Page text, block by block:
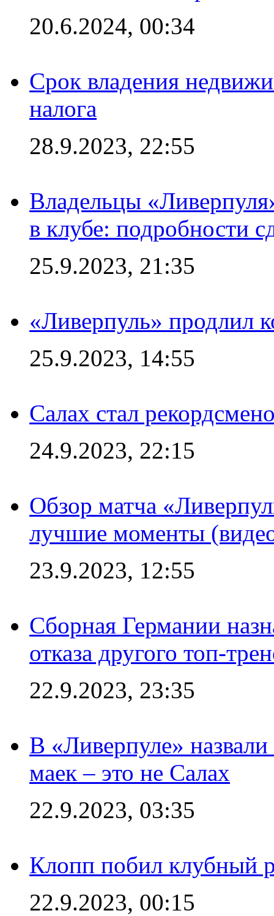
20.6.2024, 00:34
Срок владения
налога
28.9.2023, 22:55
Владельцы
в клубе: подробности
25.9.2023, 21:35
«Ливерпуль» продлил
25.9.2023, 14:55
Салах стал
24.9.2023, 22:15
Обзор матча
лучшие моменты
23.9.2023, 12:55
Сборная Германии
отказа другого топ-
22.9.2023, 23:35
В «Ливерпуле»
маек – это не Салах
22.9.2023, 03:35
Клопп побил клубный
22.9.2023, 00:15